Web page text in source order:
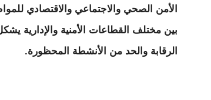
الأمن الصحي والاجتماعي والاقتصادي
بين مختلف القطاعات الأمنية والإدارية
الرقابة والحد من الأنشطة المحظورة.